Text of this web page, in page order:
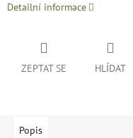
Detailní informace
ZEPTAT SE HLÍDAT
Popis